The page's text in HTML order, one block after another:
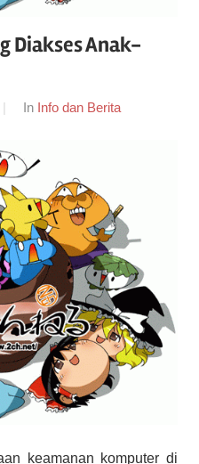
Diakses Anak-
In Info dan Berita
keamanan komputer di